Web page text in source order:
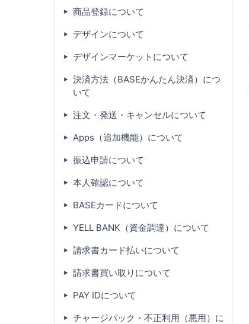
商品登録について
デザインについて
デザインマーケットについて
決済方法（BASEかんたん決済）につ
いて
注文・発送・キャンセルについて
Apps（追加機能）について
振込申請について
本人確認について
BASEカードについて
YELL BANK（資金調達）について
請求書カード払いについて
請求書買い取りについて
PAY IDについて
チャージバック・不正利用（悪用）に